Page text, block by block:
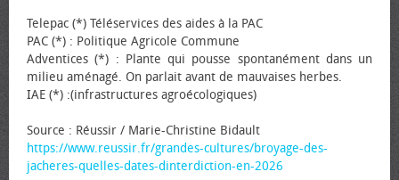
Telepac (*) Téléservices des aides à la PAC
PAC (*) : Politique Agricole Commune
Adventices (*) : Plante qui pousse spontanément dans un
milieu aménagé. On parlait avant de mauvaises herbes.
IAE (*) :(infrastructures agroécologiques)
Source : Réussir / Marie-Christine Bidault
https://www.reussir.fr/grandes-cultures/broyage-des-
jacheres-quelles-dates-dinterdiction-en-2026